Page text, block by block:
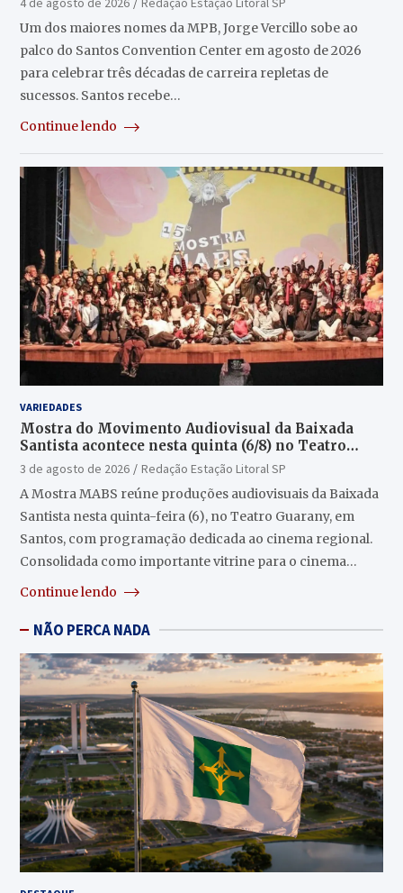
Um dos maiores nomes da MPB, Jorge Vercillo sobe ao
palco do Santos Convention Center em agosto de 2026
para celebrar três décadas de carreira repletas de
sucessos. Santos recebe…
Continue lendo
VARIEDADES
Mostra do Movimento Audiovisual da Baixada
Santista acontece nesta quinta (6/8) no Teatro
Guarany
3 de agosto de 2026
Redação Estação Litoral SP
A Mostra MABS reúne produções audiovisuais da Baixada
Santista nesta quinta-feira (6), no Teatro Guarany, em
Santos, com programação dedicada ao cinema regional.
Consolidada como importante vitrine para o cinema…
Continue lendo
NÃO PERCA NADA